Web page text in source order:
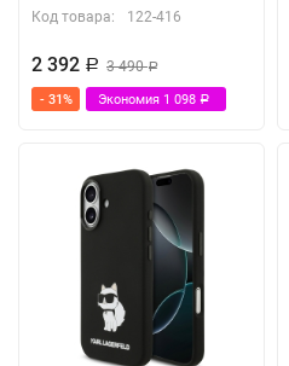
Код товара: 122-416
2 392 Р 3 490Р
- 31% Экономия 1 098 Р